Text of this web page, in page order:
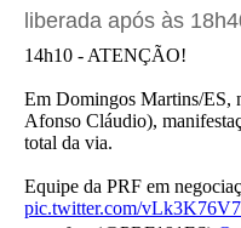
liberada após às
14h10 - ATENÇÃO!
Em Domingos Martins/ES,
Afonso Cláudio),
total da via.
Equipe da PRF em
pic.twitter.com/